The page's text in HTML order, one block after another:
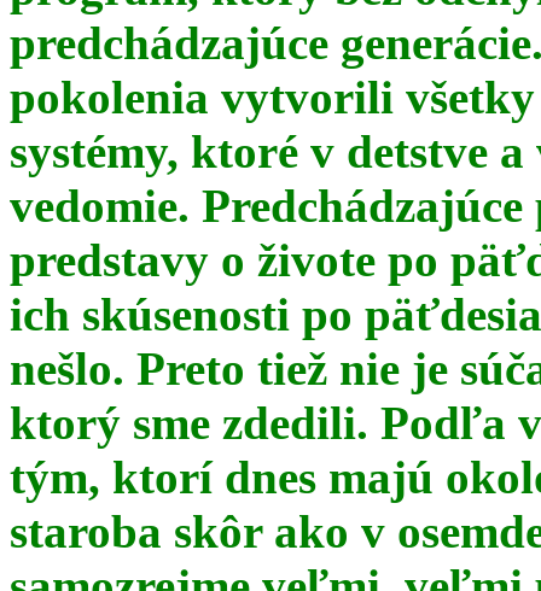
predchádzajúce
pokolenia vytvorili
systémy, ktoré v detstve
vedomie.
predstavy o živote po
ich skúsenosti po
nešlo. Preto tiež nie je
ktorý sme zdedili. Podľa
tým, ktorí dnes majú
staroba skôr ako v